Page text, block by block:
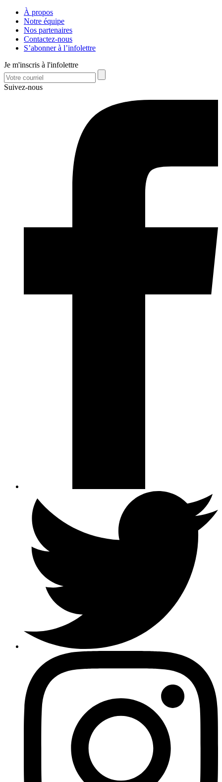
À propos
Notre équipe
Nos partenaires
Contactez-nous
S’abonner à l’infolettre
Je m'inscris à l'infolettre
Suivez-nous